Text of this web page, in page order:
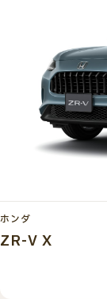
ホンダ
ZR-V X